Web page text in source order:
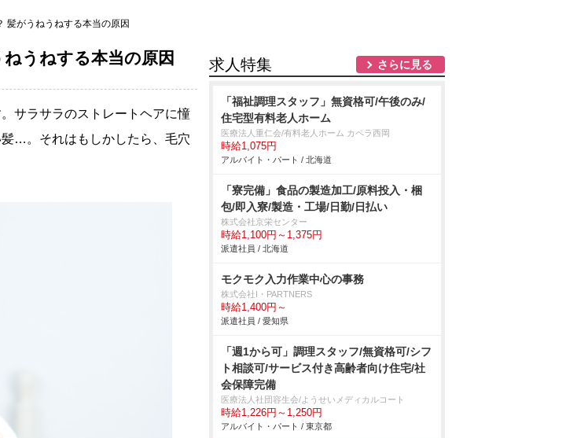
髪がうねうねする本当の原因
うねする本当の原因
サラサラのストレートヘアに憧
…。それはもしかしたら、毛穴
求人特集 さらに見る
「福祉調理スタッフ」無資格可/午後のみ/
住宅型有料老人ホーム
医療法人重仁会/有料老人ホーム カペラ西岡
時給1,075円
アルバイト・パート / 北海道
「寮完備」食品の製造加工/原料投入・梱
包/即入寮/製造・工場/日勤/日払い
株式会社京栄センター
時給1,100円～1,375円
派遣社員 / 北海道
モクモク入力作業中心の事務
株式会社I・PARTNERS
時給1,400円～
派遣社員 / 愛知県
「週1から可」調理スタッフ/無資格可/シフ
ト相談可/サービス付き高齢者向け住宅/社
会保障完備
医療法人社団容生会/ようせいメディカルコート
時給1,226円～1,250円
アルバイト・パート / 東京都